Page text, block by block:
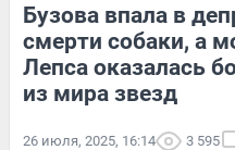
Бузова впала в
смерти собаки, а
Лепса оказалась
из мира звезд
26 июля, 2025, 16:14 3 595